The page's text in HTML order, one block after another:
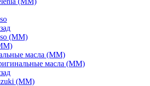
(ММ)
масла (ММ)
масла (ММ)
(ММ)